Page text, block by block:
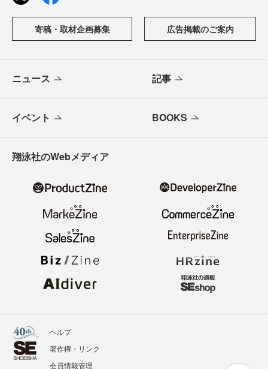
寄稿・取材企画募集 広告掲載のご案内
ニュース 記事
イベント BOOKS
翔泳社のWebメディア
ヘルプ
著作権・リンク
会員情報管理